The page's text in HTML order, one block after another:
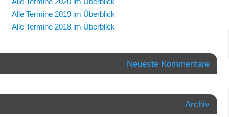
Alle Termine 2019 im Überblick
Alle Termine 2018 im Überblick
Neueste Kommentare
Archiv